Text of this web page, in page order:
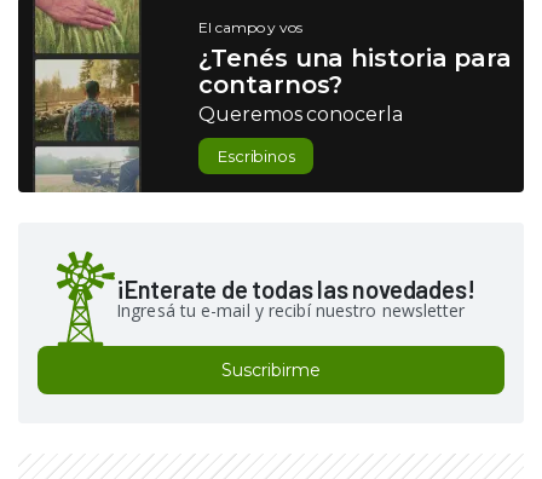
El campo y vos
¿Tenés una historia para
contarnos?
Queremos conocerla
Escribinos
¡Enterate de todas las novedades!
Ingresá tu e-mail y recibí nuestro newsletter
Suscribirme